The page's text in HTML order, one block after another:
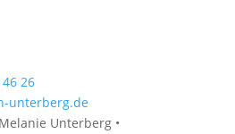
26
unterberg.de
Unterberg •